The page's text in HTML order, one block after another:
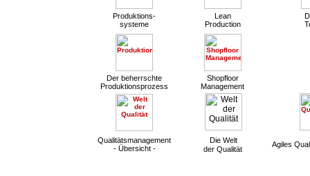
Produktions-
systeme
Lean
Production
Der beherrschte
Produktionsprozess
Shopfloor
Management
Qualitätsmanagement
- Übersicht -
Die Welt
der Qualität
Agiles